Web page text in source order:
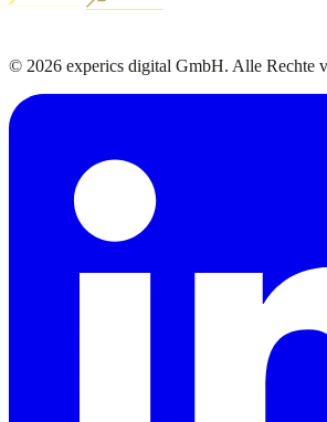
© 2026 experics digital GmbH. Alle Rechte